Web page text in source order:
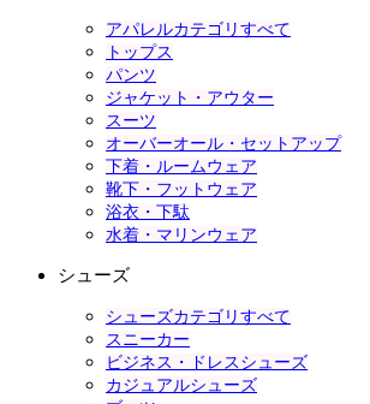
アパレルカテゴリすべて
トップス
パンツ
ジャケット・アウター
スーツ
オーバーオール・セットアップ
下着・ルームウェア
靴下・フットウェア
浴衣・下駄
水着・マリンウェア
シューズ
シューズカテゴリすべて
スニーカー
ビジネス・ドレスシューズ
カジュアルシューズ